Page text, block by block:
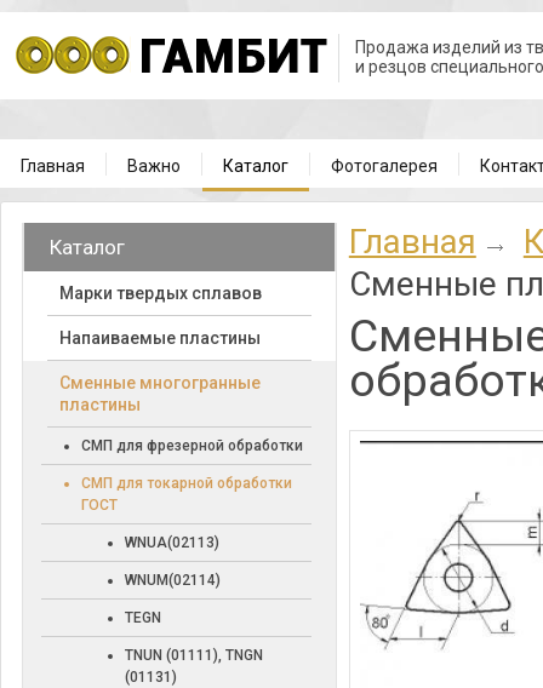
Продажа изделий из
и резцов
Главная Важно Каталог Фотогалерея
Каталог
Марки твердых сплавов
Напаиваемые пластины
Cменные многогранные
пластины
СМП для фрезерной обработки
СМП для токарной обработки
ГОСТ
WNUA(02113)
WNUM(02114)
TEGN
TNUN (01111), TNGN
(01131)
Главная
Сменные